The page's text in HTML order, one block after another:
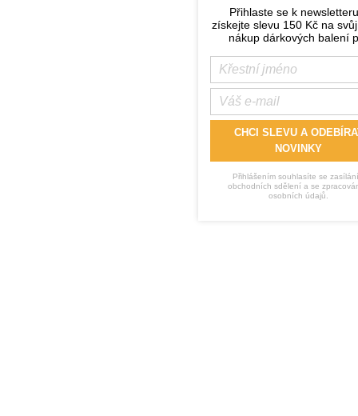
Přihlaste se k
získejte slevu 150 Kč na
nákup dárkových balení
CHCI SLEVU A
NOVINKY
Přihlášením souhlasíte se
obchodních sdělení a se
osobních údajů.